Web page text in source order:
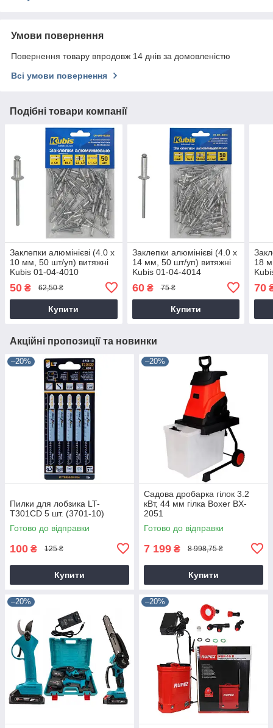
Умови повернення
Повернення товару впродовж 14 днів за домовленістю
Всі умови повернення
Подібні товари компанії
Заклепки алюмінієві (4.0 х
10 мм, 50 шт/уп) витяжні
Kubis 01-04-4010
50 ₴ 62,50 ₴
Купити
Заклепки алюмінієві (4.0 х
14 мм, 50 шт/уп) витяжні
Kubis 01-04-4014
60₴ 75 ₴
Купити
18
70
Акційні пропозиції та новинки
–20%
Пилки для лобзика LT-
T301CD 5 шт. (3701-10)
Готово до відправки
100 ₴ 125 ₴
Купити
–20%
Садова дробарка гілок 3.2
кВт, 44 мм гілка Boxer BX-
2051
Готово до відправки
7 199 ₴ 8 998,75 ₴
Купити
–20% –20%